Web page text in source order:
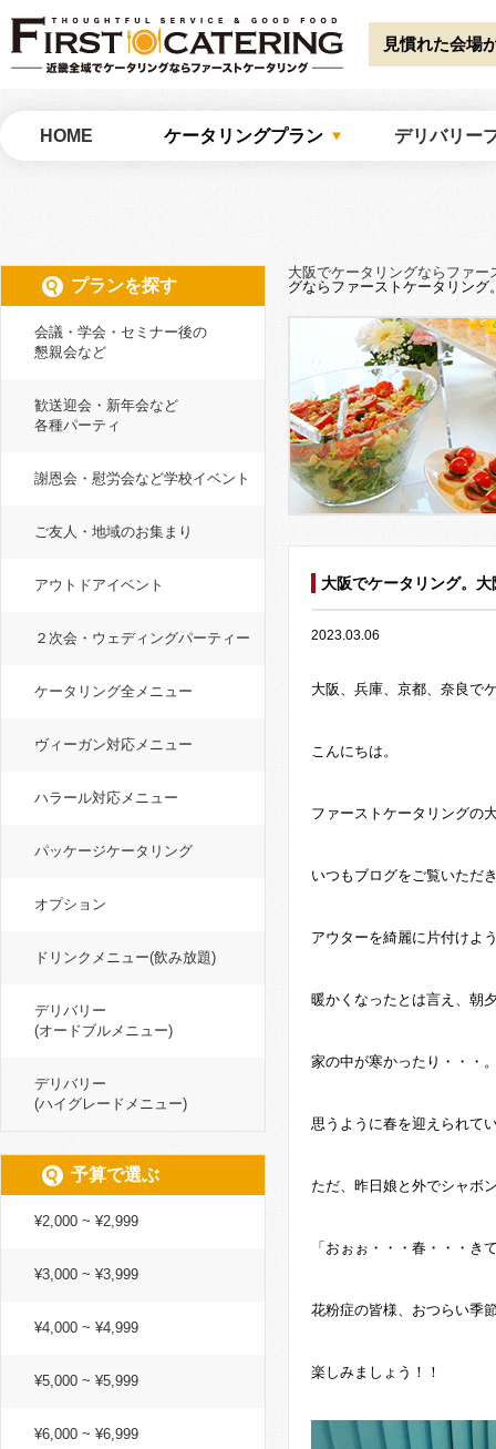
Warning : Undefined array key "HTTP_ACCEPT_LANGUAGE" in/home/
catering/common/meta.php on line51 見慣れた会場
HOME ケータリングプラン デリバリー
大阪でケータリングならファー
グならファーストケータリング
大阪でケータリング。
2023.03.06
大阪、兵庫、京都、奈良で
こんにちは。
ファーストケータリングの
いつもブログをご覧いただ
アウターを綺麗に片付けよ
暖かくなったとは言え、朝
家の中が寒かったり・・・
思うように春を迎えられて
ただ、昨日娘と外でシャボ
「おぉぉ・・・春・・・き
花粉症の皆様、おつらい季
楽しみましょう！！
プランを探す
会議・学会・セミナー後の
懇親会など
歓送迎会・新年会など
各種パーティ
謝恩会・慰労会など学校イベント
ご友人・地域のお集まり
アウトドアイベント
２次会・ウェディングパーティー
ケータリング全メニュー
ヴィーガン対応メニュー
ハラール対応メニュー
パッケージケータリング
オプション
ドリンクメニュー(飲み放題)
デリバリー
(オードブルメニュー)
デリバリー
(ハイグレードメニュー)
予算で選ぶ
¥2,000 ~ ¥2,999
¥3,000 ~ ¥3,999
¥4,000 ~ ¥4,999
¥5,000 ~ ¥5,999
¥6,000 ~ ¥6,999